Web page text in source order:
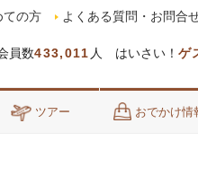
員数433,011 人 はいさい！ ゲ
ての方 よくある質問・お問合
ツアー おでかけ情